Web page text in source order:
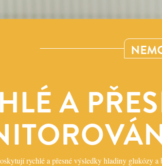
A
rychlé a přesné výsledky hladiny glukózy a